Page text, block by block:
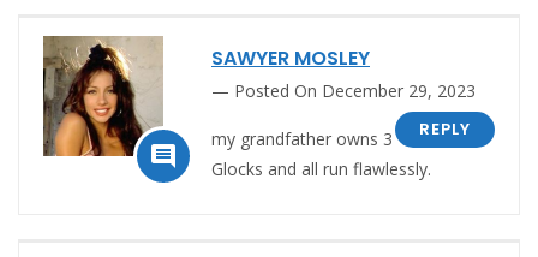

SAWYER MOSLEY
Posted On December 29, 2023
REPLY
my grandfather owns 3
Glocks and all run flawlessly.